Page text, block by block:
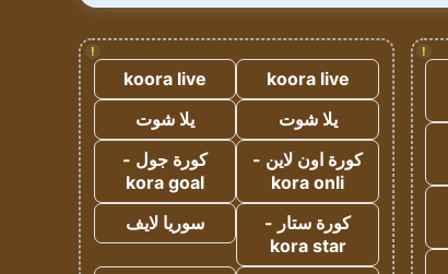
!
!
koora live
koora live
يلا شوت
يلا شوت
كورة اون لاين -
kora onli
كورة جول -
kora goal
كورة ستار -
kora star
سوريا لايف